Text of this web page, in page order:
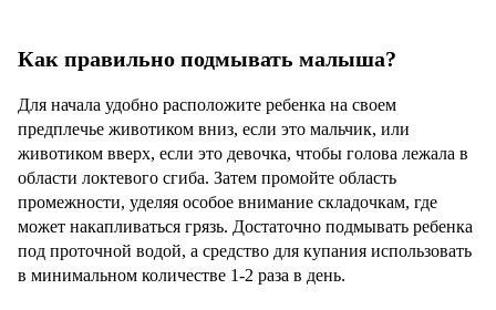
Как правильно подмывать малыша?
Для начала удобно расположите ребенка на своем
предплечье животиком вниз, если это мальчик, или
животиком вверх, если это девочка, чтобы голова лежала в
области локтевого сгиба. Затем промойте область
промежности, уделяя особое внимание складочкам, где
может накапливаться грязь. Достаточно подмывать ребенка
под проточной водой, а средство для купания использовать
в минимальном количестве 1-2 раза в день.